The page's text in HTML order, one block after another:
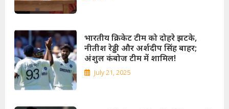
भारतीय क्रिकेट टीम को दोहरे झटके,
नीतीश रेड्डी और अर्शदीप सिंह बाहर;
अंशुल कंबोज टीम में शामिल!
July 21, 2025